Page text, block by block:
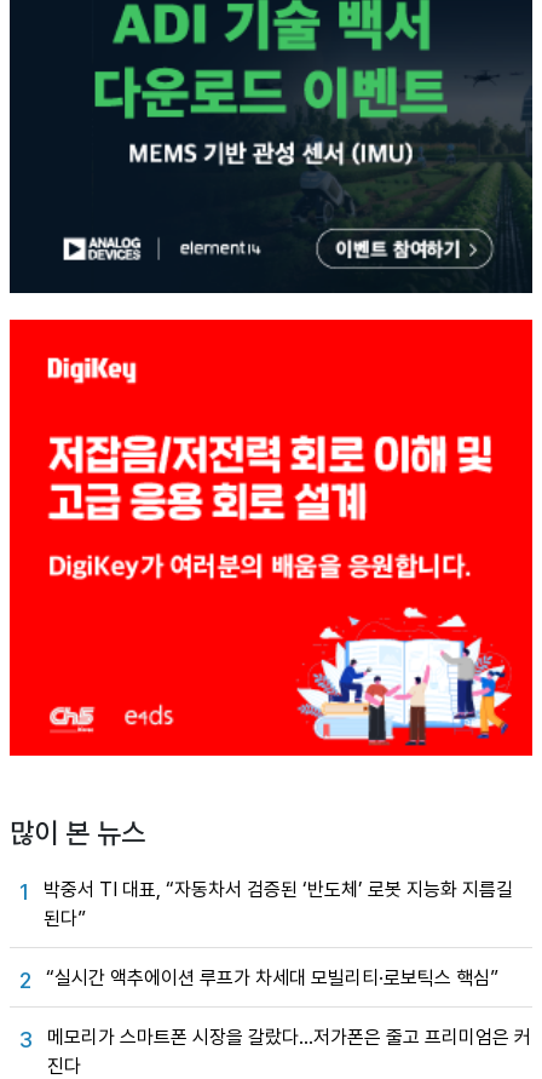
많이 본 뉴스
1
박중서 TI 대표, “자동차서 검증된 ‘반도체’ 로봇 지능화 지름길
된다”
2 “실시간 액추에이션 루프가 차세대 모빌리티·로보틱스 핵심”
3
메모리가 스마트폰 시장을 갈랐다…저가폰은 줄고 프리미엄은 커
진다